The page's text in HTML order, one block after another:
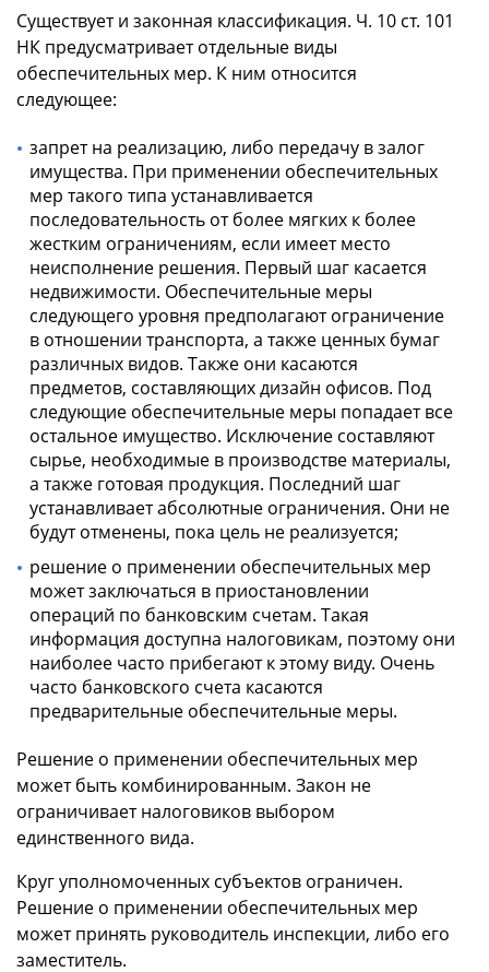
Существует и законная классификация. Ч. 10 ст. 101
НК предусматривает отдельные виды
обеспечительных мер. К ним относится
следующее:
запрет на реализацию, либо передачу в залог
имущества. При применении обеспечительных
мер такого типа устанавливается
последовательность от более мягких к более
жестким ограничениям, если имеет место
неисполнение решения. Первый шаг касается
недвижимости. Обеспечительные меры
следующего уровня предполагают ограничение
в отношении транспорта, а также ценных бумаг
различных видов. Также они касаются
предметов, составляющих дизайн офисов. Под
следующие обеспечительные меры попадает все
остальное имущество. Исключение составляют
сырье, необходимые в производстве материалы,
а также готовая продукция. Последний шаг
устанавливает абсолютные ограничения. Они не
будут отменены, пока цель не реализуется;
решение о применении обеспечительных мер
может заключаться в приостановлении
операций по банковским счетам. Такая
информация доступна налоговикам, поэтому они
наиболее часто прибегают к этому виду. Очень
часто банковского счета касаются
предварительные обеспечительные меры.
Решение о применении обеспечительных мер
может быть комбинированным. Закон не
ограничивает налоговиков выбором
единственного вида.
Круг уполномоченных субъектов ограничен.
Решение о применении обеспечительных мер
может принять руководитель инспекции, либо его
заместитель.